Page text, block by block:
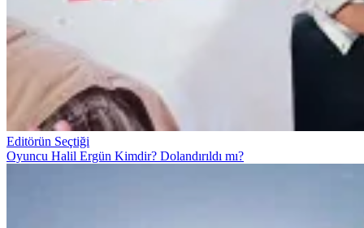
Editörün Seçtiği
Oyuncu Halil Ergün Kimdir? Dolandırıldı mı?